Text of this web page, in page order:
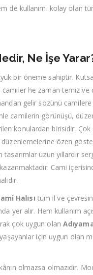
de kullanımı kolay olan
Ne İşe
bir öneme sahiptir.
camiler he zaman temiz ve
gelir sözünü
camilerin görünüşü,
konulardan birisidir. Çok
özen
tasarımlar uzun yıllardır
Cami
Halısı tüm il ve
yer alır. Hem kullanım
çok uygun olan
yaşayanlar için uygun olan
olmazsa olmazıdır.